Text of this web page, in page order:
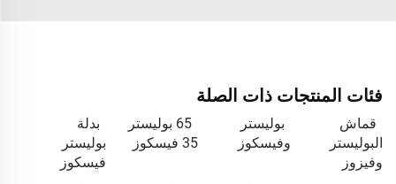
فئات المنتجات ذات الصلة
قماش
البوليستر
وفيزوز
بوليستر
وفيسكوز
65 بوليستر
35 فيسكوز
بدلة
بوليستر
فيسكوز